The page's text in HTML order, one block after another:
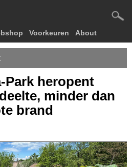
Voorkeuren About
Park heropent
minder dan
brand